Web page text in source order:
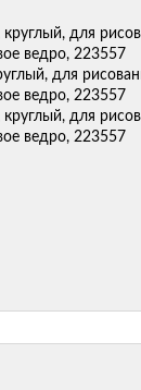
для
ведро, 223557